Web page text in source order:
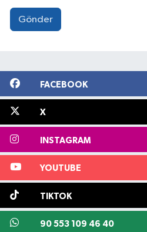
Gönder
FACEBOOK
X
INSTAGRAM
YOUTUBE
TIKTOK
90 553 109 46 40